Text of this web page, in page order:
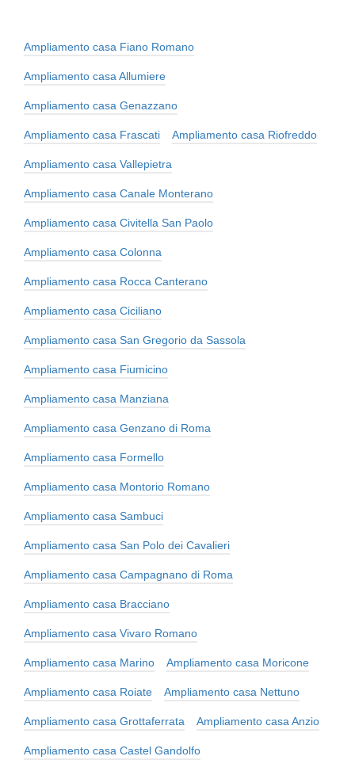
Ampliamento casa Fiano Romano
Ampliamento casa Allumiere
Ampliamento casa Genazzano
Ampliamento casa Frascati Ampliamento casa Riofreddo
Ampliamento casa Vallepietra
Ampliamento casa Canale Monterano
Ampliamento casa Civitella San Paolo
Ampliamento casa Colonna
Ampliamento casa Rocca Canterano
Ampliamento casa Ciciliano
Ampliamento casa San Gregorio da Sassola
Ampliamento casa Fiumicino
Ampliamento casa Manziana
Ampliamento casa Genzano di Roma
Ampliamento casa Formello
Ampliamento casa Montorio Romano
Ampliamento casa Sambuci
Ampliamento casa San Polo dei Cavalieri
Ampliamento casa Campagnano di Roma
Ampliamento casa Bracciano
Ampliamento casa Vivaro Romano
Ampliamento casa Marino Ampliamento casa Moricone
Ampliamento casa Roiate Ampliamento casa Nettuno
Ampliamento casa Grottaferrata Ampliamento casa Anzio
Ampliamento casa Castel Gandolfo